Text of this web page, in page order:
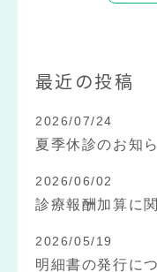
最近の投稿
2026/07/24
夏季休診のお知
2026/06/02
診療報酬加算に
2026/05/19
明細書の発行に